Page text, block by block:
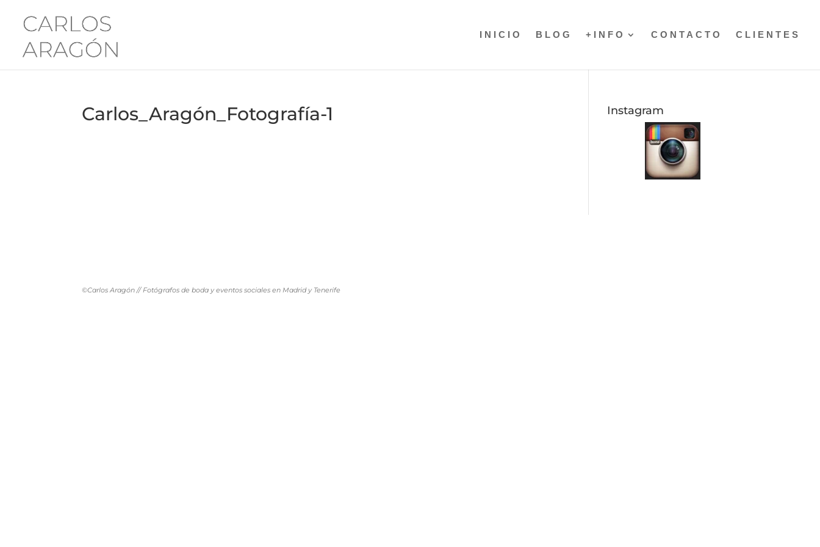
INICIO BLOG +INFO CONTACTO CLIENTES
Carlos_Aragón_Fotografía-1 Instagram
©Carlos Aragón // Fotógrafos de boda y eventos sociales en Madrid y Tenerife